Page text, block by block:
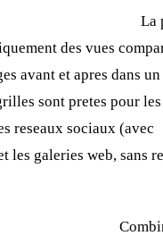
La
des vues
avant et apres dans
sont pretes pour les
reseaux sociaux (avec
les galeries web, sans